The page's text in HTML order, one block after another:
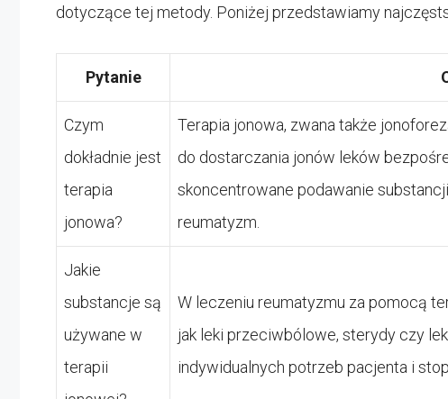
dotyczące tej metody. Poniżej przedstawiamy
Pytanie
Czym
dokładnie jest
terapia
jonowa?
Terapia jonowa, zwana także
do dostarczania jonów leków
skoncentrowane podawanie
reumatyzm.
Jakie
substancje są
używane w
terapii
W leczeniu reumatyzmu za pomocą
jak leki przeciwbólowe, sterydy czy
indywidualnych potrzeb pacjenta i